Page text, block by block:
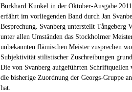
Burkhard Kunkel in der Oktober-Ausgabe
erfährt im vorliegenden Band durch Jan
Besprechung. Svanberg unterstellt Tångeberg
unter allen Umständen das Stockholmer
unbekannten flämischen Meister zusprechen
Subjektivität stilistischer Zuschreibungen
Die von Svanberg aufgeführten Schriftquellen
die bisherige Zuordnung der Georgs-Gruppe
hat.